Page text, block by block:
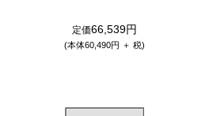
定価66,539円
(本体60,490円 ＋ 税)